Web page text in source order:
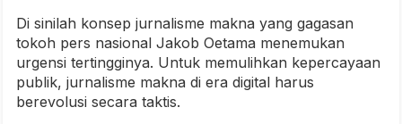
Di sinilah konsep jurnalisme makna yang gagasan
tokoh pers nasional Jakob Oetama menemukan
urgensi tertingginya. Untuk memulihkan kepercayaan
publik, jurnalisme makna di era digital harus
berevolusi secara taktis.